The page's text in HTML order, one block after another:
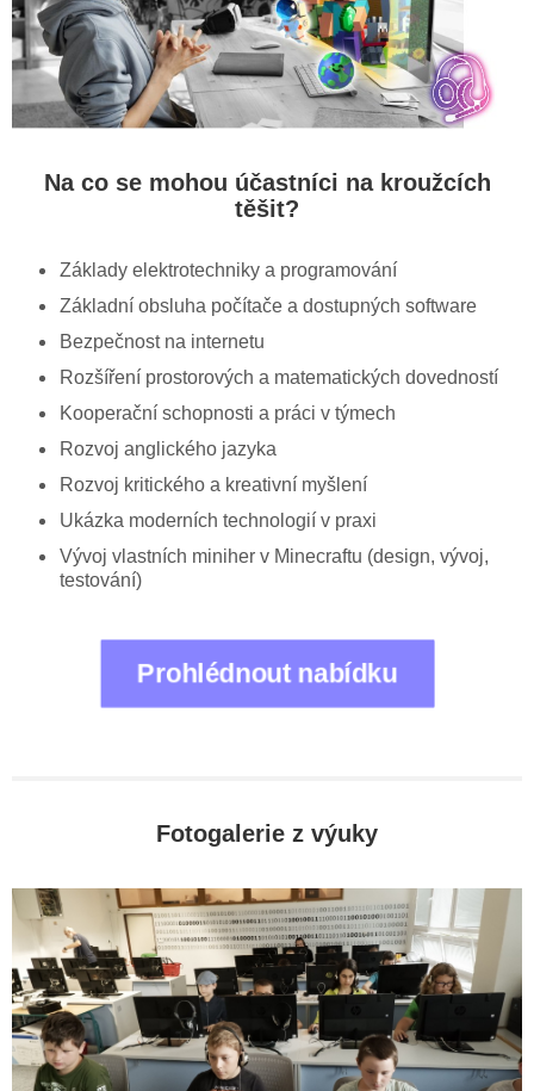
Na co se mohou účastníci na kroužcích
těšit?
Základy elektrotechniky a programování
Základní obsluha počítače a dostupných software
Bezpečnost na internetu
Rozšíření prostorových a matematických dovedností
Kooperační schopnosti a práci v týmech
Rozvoj anglického jazyka
Rozvoj kritického a kreativní myšlení
Ukázka moderních technologií v praxi
Vývoj vlastních miniher v Minecraftu (design, vývoj,
testování)
Prohlédnout nabídku
Fotogalerie z výuky